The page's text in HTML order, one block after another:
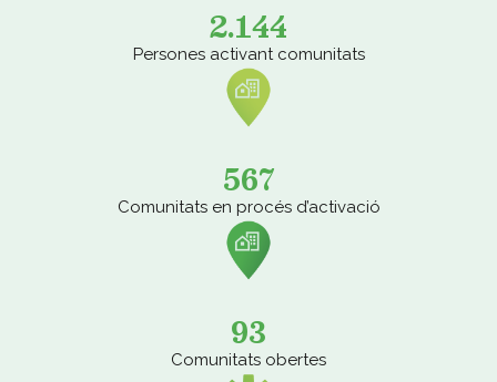
2.144
Persones activant comunitats
567
Comunitats en procés d’activació
93
Comunitats obertes